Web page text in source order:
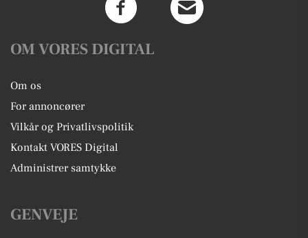
OM VORES DIGITAL
Om os
For annoncører
Vilkår og Privatlivspolitik
Kontakt VORES Digital
Administrer samtykke
GENVEJE